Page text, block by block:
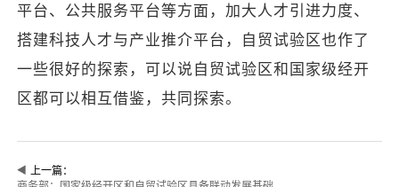
平台、公共服务平台等方面，加大人才引进力度、
搭建科技人才与产业推介平台，自贸试验区也作了
一些很好的探索，可以说自贸试验区和国家级经开
区都可以相互借鉴，共同探索。
上一篇：